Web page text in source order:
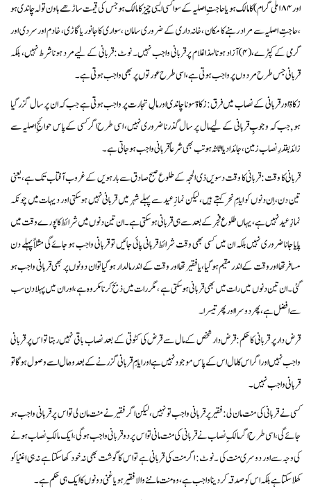
اور ۱۸۴ ملی گرام) کا مالک ہو یا حاجت ِ اصلیہ کے سوا کسی ایسی چیز کا مالک ہو جس کی قیمت ساڑھے باون تولہ چاندی ہو
،حاجتِ اصلیہ سے مراد رہنے کا مکان ،خانہ داری کے ضروری سامان ،سواری کا جانور یا گاڑی ، خادم اور سردی اور
گرمی کے کپڑے،(۴)آزاد ہونا لہذاغلام پر قربانی واجب نہیں ۔ نوٹ :قربانی کے لیے مرد ہونا شرط نہیں ، بلکہ
قربانی جس طرح مردوں پر واجب ہوتی ہے ،اسی طرح عورتوں پر بھی واجب ہوتی ہے ۔
زکاۃاور قربانی کے نصاب میں فرق:زکاة سونا چاندی اور مالِ تجارت پر واجب ہوتی ہے جب کہ ان پر سال گزر گیا
ہو ,جب کہ وجوبِ قربانی کے لیے مال پر سال گذرنا ضروری نہیں، اسی طرح اگر کسی کے پاس حوائجِ اصلیہ سے
زائد بقدرِ نصاب زمین، جائداد یا اثاثہ ہو تب بھی شرعاً قربانی واجب ہوجاتی ہے ۔
قربانی کا وقت: قربانی کا وقت دسویں ذی الحجہ کے طلوع صبح صادق سےبارہویں کے غروب آفتاب تک ہے،یعنی
تین دن ، اِن دنوں کو ایامِ نحر کہتے ہیں، لیکن نماز ِعید سے پہلے شہر میں قربانی نہیں ہو سکتی اور دیہات میں چونکہ
نمازِ عید نہیں ہے، یہاں طلوع فجر کے بعد سے ہی قربانی ہو سکتی ہے۔ ان تین دنوں میں شرائط کا پورے وقت میں
پایا جانا ضروری نہیں بلکہ ان میں کسی بھی وقت شرائط قربانی پائی جائیں تو قربانی واجب ہو جائے گی مثلاً پہلے دن
مسافر تھا اور وقت کے اندر مقیم ہوگیا، یافقیر تھا اور وقت کے اندر مالدار ہوگیا تو ان دونوں پر بھی قربانی واجب ہو
گئی ۔ان تین دنوں میں رات میں بھی قربانی ہو سکتی ہے ،مگر رات میں ذبح کرنا مکروہ ہے،اور ان میں پہلا دن سب
سے افضل ہے ،پھر دوسرا اور پھر تیسرا۔
قرض دار پر قربانی کاحکم:قرض دار شخص کے مال سے قرض کی کٹوتی کے بعد نصاب باقی نہیں رہتا تو اس پر قربانی
واجب نہیں اور اگر اس کا مال اس کے پاس موجود نہیں ہے اور ایامِ قربانی گزرنے کے بعدوہ مال اسے وصول ہوگا تو
قربانی واجب نہیں۔
کسی نے قربانی کی منت مان لی:فقیر پر قربانی واجب تو نہیں ،لیکن اگر فقیر نے منت مان لی تو اس پر قربانی واجب ہو
جائے گی،اسی طر ح اگر مالکِ نصاب نے قربانی کی منت مانی تو اس پر دو قربانی واجب ہوگی ،ایک مالکِ نصاب ہونے
کی وجہ سے اور دوسری منت کی ۔ نوٹ: اگر منت کی قربانی ہے تو اس کا گوشت بھی نہ خود کھا سکتا ہے نہ ہی اغنیا کو
کھلا سکتا ہے بلکہ اس کو صدقہ کردینا واجب ہے ،وہ منت ماننے والا فقیر ہو یا غنی دونوں کا ایک ہی حکم ہے۔